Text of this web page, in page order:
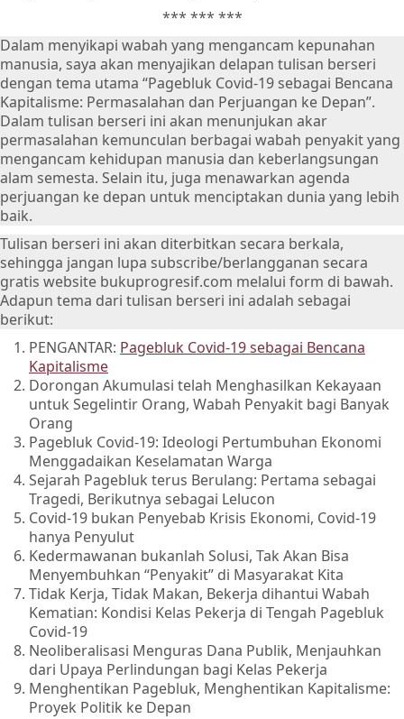
*** *** ***
Dalam menyikapi wabah yang mengancam kepunahan
manusia, saya akan menyajikan delapan tulisan berseri
dengan tema utama “Pagebluk Covid-19 sebagai Bencana
Kapitalisme: Permasalahan dan Perjuangan ke Depan”.
Dalam tulisan berseri ini akan menunjukan akar
permasalahan kemunculan berbagai wabah penyakit yang
mengancam kehidupan manusia dan keberlangsungan
alam semesta. Selain itu, juga menawarkan agenda
perjuangan ke depan untuk menciptakan dunia yang lebih
baik.
Tulisan berseri ini akan diterbitkan secara berkala,
sehingga jangan lupa subscribe/berlangganan secara
gratis website bukuprogresif.com melalui form di bawah.
Adapun tema dari tulisan berseri ini adalah sebagai
berikut:
PENGANTAR: Pagebluk Covid-19 sebagai Bencana
Kapitalisme
Dorongan Akumulasi telah Menghasilkan Kekayaan
untuk Segelintir Orang, Wabah Penyakit bagi Banyak
Orang
Pagebluk Covid-19: Ideologi Pertumbuhan Ekonomi
Menggadaikan Keselamatan Warga
Sejarah Pagebluk terus Berulang: Pertama sebagai
Tragedi, Berikutnya sebagai Lelucon
Covid-19 bukan Penyebab Krisis Ekonomi, Covid-19
hanya Penyulut
Kedermawanan bukanlah Solusi, Tak Akan Bisa
Menyembuhkan “Penyakit” di Masyarakat Kita
Tidak Kerja, Tidak Makan, Bekerja dihantui Wabah
Kematian: Kondisi Kelas Pekerja di Tengah Pagebluk
Covid-19
Neoliberalisasi Menguras Dana Publik, Menjauhkan
dari Upaya Perlindungan bagi Kelas Pekerja
Menghentikan Pagebluk, Menghentikan Kapitalisme:
Proyek Politik ke Depan